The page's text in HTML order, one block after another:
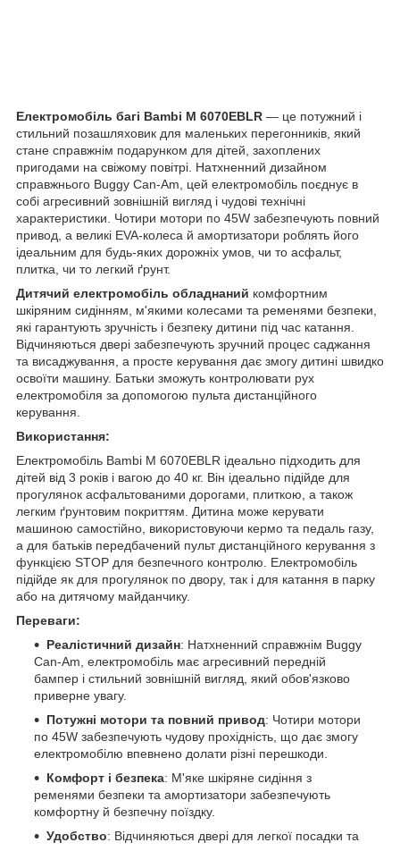
Електромобіль багі Bambi M 6070EBLR — це потужний і
стильний позашляховик для маленьких перегонників, який
стане справжнім подарунком для дітей, захоплених
пригодами на свіжому повітрі. Натхненний дизайном
справжнього Buggy Can-Am, цей електромобіль поєднує в
собі агресивний зовнішній вигляд і чудові технічні
характеристики. Чотири мотори по 45W забезпечують повний
привод, а великі EVA-колеса й амортизатори роблять його
ідеальним для будь-яких дорожніх умов, чи то асфальт,
плитка, чи то легкий ґрунт.
Дитячий електромобіль обладнаний комфортним
шкіряним сидінням, м'якими колесами та ременями безпеки,
які гарантують зручність і безпеку дитини під час катання.
Відчиняються двері забезпечують зручний процес саджання
та висаджування, а просте керування дає змогу дитині швидко
освоїти машину. Батьки зможуть контролювати рух
електромобіля за допомогою пульта дистанційного
керування.
Використання:
Електромобіль Bambi M 6070EBLR ідеально підходить для
дітей від 3 років і вагою до 40 кг. Він ідеально підійде для
прогулянок асфальтованими дорогами, плиткою, а також
легким ґрунтовим покриттям. Дитина може керувати
машиною самостійно, використовуючи кермо та педаль газу,
а для батьків передбачений пульт дистанційного керування з
функцією STOP для безпечного контролю. Електромобіль
підійде як для прогулянок по двору, так і для катання в парку
або на дитячому майданчику.
Переваги:
Реалістичний дизайн: Натхненний справжнім Buggy
Can-Am, електромобіль має агресивний передній
бампер і стильний зовнішній вигляд, який обов'язково
приверне увагу.
Потужні мотори та повний привод: Чотири мотори
по 45W забезпечують чудову прохідність, що дає змогу
електромобілю впевнено долати різні перешкоди.
Комфорт і безпека: М'яке шкіряне сидіння з
ременями безпеки та амортизатори забезпечують
комфортну й безпечну поїздку.
Удобство: Відчиняються двері для легкої посадки та